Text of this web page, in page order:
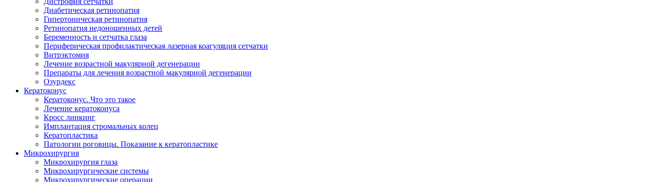
Диабетическая ретинопатия
Гипертоническая ретинопатия
Ретинопатия недоношенных детей
Беременность и сетчатка глаза
Периферическая профилактическая лазерная коагуляция сетчатки
Витрэктомия
Лечение возрастной макулярной дегенерации
Препараты для лечения возрастной макулярной дегенерации
Озурдекс
Кератоконус
Кератоконус. Что это такое
Лечение кератоконуса
Кросс линкинг
Имплантация стромальных колец
Кератопластика
Патологии роговицы. Показание к кератопластике
Микрохирургия
Микрохирургия глаза
Микрохирургические системы
Микрохирургические операции